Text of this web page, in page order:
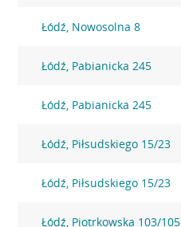
Łódź, Nowosolna 8
Łódź, Pabianicka 245
Łódź, Pabianicka 245
Łódź, Piłsudskiego 15/23
Łódź, Piłsudskiego 15/23
Łódź, Piotrkowska 103/105